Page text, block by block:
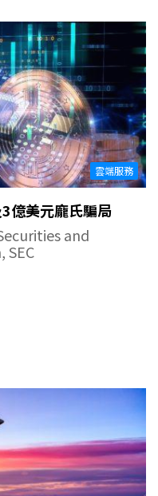
雲端服務
億美元龐氏騙局
and
SEC